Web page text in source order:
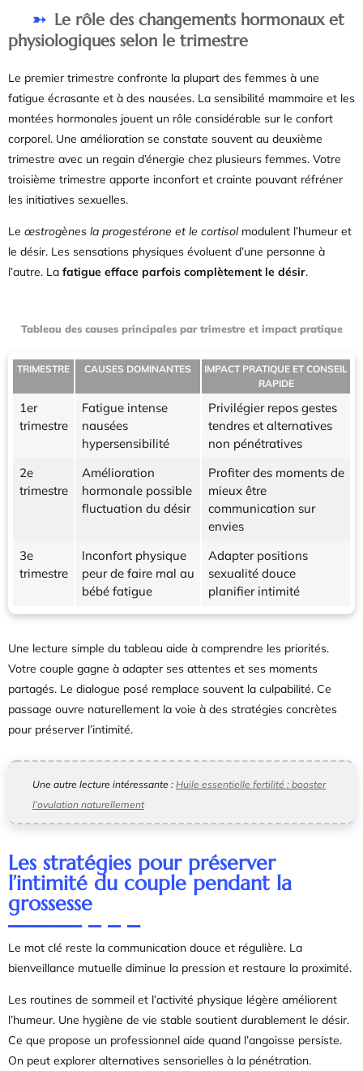
Le rôle des changements hormonaux et
physiologiques selon le trimestre
Le premier trimestre confronte la plupart des femmes à une
fatigue écrasante et à des nausées. La sensibilité mammaire et les
montées hormonales jouent un rôle considérable sur le confort
corporel. Une amélioration se constate souvent au deuxième
trimestre avec un regain d’énergie chez plusieurs femmes. Votre
troisième trimestre apporte inconfort et crainte pouvant réfréner
les initiatives sexuelles.
Le œstrogènes la progestérone et le cortisolmodulent l’humeur et
le désir. Les sensations physiques évoluent d’une personne à
l’autre. La fatigue efface parfois complètement le désir.
Tableau des causes principales par trimestre et impact pratique
TRIMESTRE CAUSES DOMINANTES
IMPACT PRATIQUE ET CONSEIL
RAPIDE
1er
trimestre
Fatigue intense
nausées
hypersensibilité
Privilégier repos gestes
tendres et alternatives
non pénétratives
2e
trimestre
Amélioration
hormonale possible
fluctuation du désir
Profiter des moments de
mieux être
communication sur
envies
3e
trimestre
Inconfort physique
peur de faire mal au
bébé fatigue
Adapter positions
sexualité douce
planifier intimité
Une lecture simple du tableau aide à comprendre les priorités.
Votre couple gagne à adapter ses attentes et ses moments
partagés. Le dialogue posé remplace souvent la culpabilité. Ce
passage ouvre naturellement la voie à des stratégies concrètes
pour préserver l’intimité.
Une autre lecture intéressante : Huile essentielle fertilité : booster
l’ovulation naturellement
Les stratégies pour préserver
l’intimité du couple pendant la
grossesse
Le mot clé reste la communication douce et régulière. La
bienveillance mutuelle diminue la pression et restaure la proximité.
Les routines de sommeil et l’activité physique légère améliorent
l’humeur. Une hygiène de vie stable soutient durablement le désir.
Ce que propose un professionnel aide quand l’angoisse persiste.
On peut explorer alternatives sensorielles à la pénétration.